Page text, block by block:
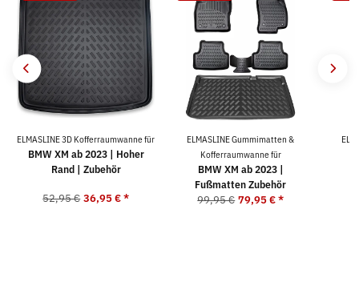
ELMASLINE 3D Kofferraumwanne für
BMW XM ab 2023 | Hoher
Rand | Zubehör
52,95 € 36,95 €*
ELMASLINE Gummimatten &
Kofferraumwanne für
BMW XM ab 2023 |
Fußmatten Zubehör
99,95 € 79,95 €*